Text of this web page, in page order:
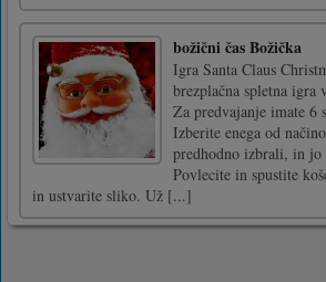
božični čas Božička
Igra Santa Claus
brezplačna spletna igra
Za predvajanje imate 6
Izberite enega od
predhodno izbrali, in jo
Povlecite in spustite
in ustvarite sliko. Už [...]